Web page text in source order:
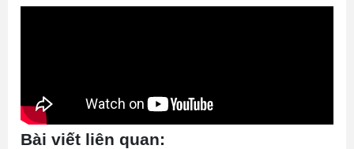
Bài viết liên quan: